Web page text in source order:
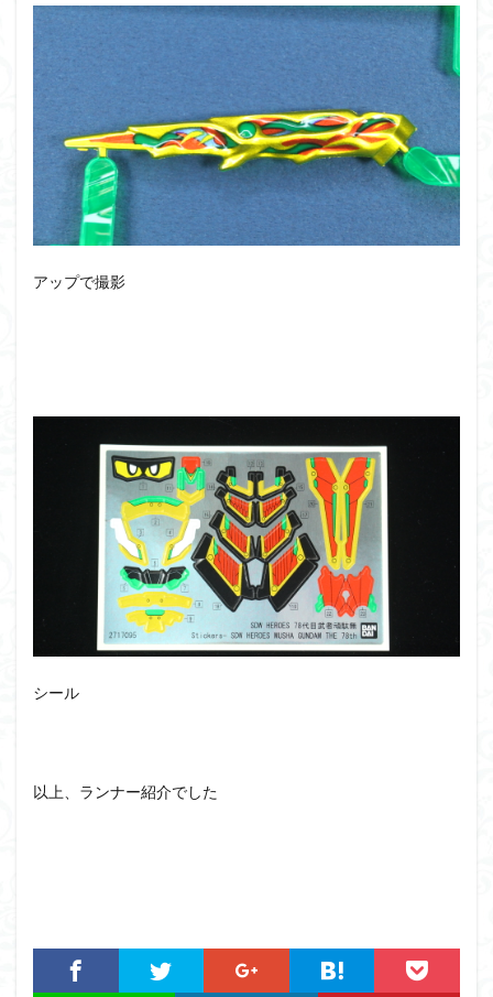
アップで撮影
シール
以上、ランナー紹介でした